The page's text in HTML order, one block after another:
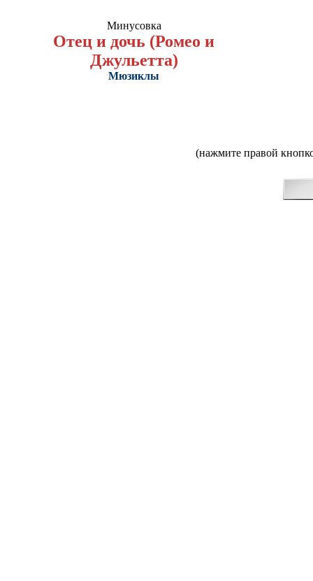
Минусовка
Отец и дочь (Ромео и
Джульетта)
Мюзиклы
(нажмите правой